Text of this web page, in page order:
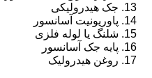
جک هیدرولیکی
پاوریونیت آسانسور
شلنگ یا لوله فلزی
پایه جک آسانسور
روغن هیدرولیک